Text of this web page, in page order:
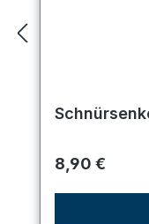
Regulärer
8,90 €